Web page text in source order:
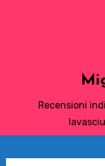
Recensioni